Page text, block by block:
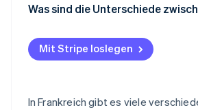
Was sind die Unterschiede
Mit Stripe loslegen
In Frankreich gibt es viele